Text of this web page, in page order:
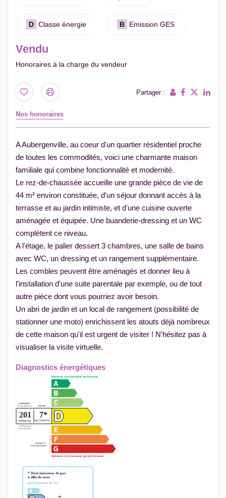
D Classe énergie B Emission GES
Vendu
Honoraires à la charge du vendeur
Partager :
Nos honoraires
A Aubergenville, au coeur d'un quartier résidentiel proche
de toutes les commodités, voici une charmante maison
familiale qui combine fonctionnalité et modernité.
Le rez-de-chaussée accueille une grande pièce de vie de
44 m² environ constituée, d'un séjour donnant accès à la
terrasse et au jardin intimiste, et d'une cuisine ouverte
aménagée et équipée. Une buanderie-dressing et un WC
complètent ce niveau.
A l'étage, le palier dessert 3 chambres, une salle de bains
avec WC, un dressing et un rangement supplémentaire.
Les combles peuvent être aménagés et donner lieu à
l'installation d'une suite parentale par exemple, ou de tout
autre pièce dont vous pourriez avoir besoin.
Un abri de jardin et un local de rangement (possibilité de
stationner une moto) enrichissent les atouts déjà nombreux
de cette maison qu'il est urgent de visiter ! N'hésitez pas à
visualiser la visite virtuelle.
Diagnostics énergétiques